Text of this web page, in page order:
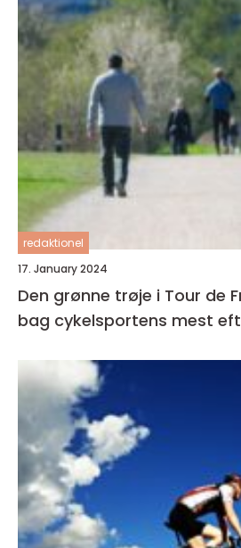
redaktionel
17. January 2024
Den grønne trøje i Tour de
bag cykelsportens mest